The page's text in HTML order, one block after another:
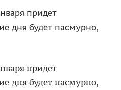
придет
дня будет пасмурно,
придет
дня будет пасмурно,